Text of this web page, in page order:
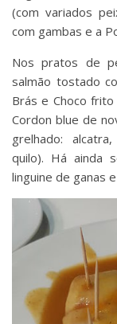
(com variados
com gambas e a
Nos pratos de
salmão tostado
Brás e Choco
Cordon blue de
grelhado:
quilo). Há ainda
linguine de ganas